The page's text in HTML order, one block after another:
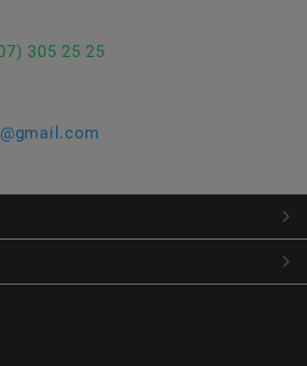
305 25 25